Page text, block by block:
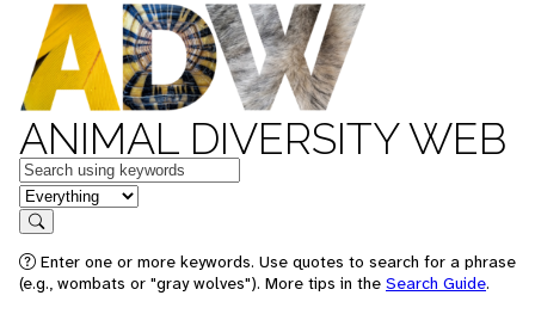
ANIMAL DIVERSITY WEB
Keywords
in feature
Search
Enter one or more keywords. Use quotes to search for a phrase
(e.g., wombats or "gray wolves"). More tips in the Search Guide.